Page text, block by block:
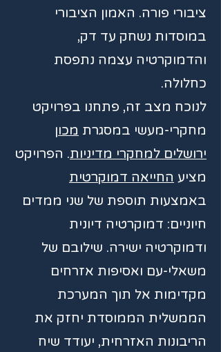
ציבורי פורה. האמון הציבורי
במוסדות נשחק עד דק,
והדמוקרטיה עצמה נתפסת
כחלולה.
לנוכח מצב זה, פתחנו בפרויקט
מחקרי-מעשי במסגרת מכון
ירושלים למחקרי מדיניות. הפרויקט
מציע החייאה דמוקרטית
באמצעות תוספת של שני ממדים
חיוניים: דמוקרטיה דיונית
ודמוקרטיה ישירה. שילובם של
משאלי-עם ואסיפות אזרחים
מקדימות אל תוך המערכת
הממשלית הממוסדת יחזק את
הריבונות האזרחית, יעודד שיח